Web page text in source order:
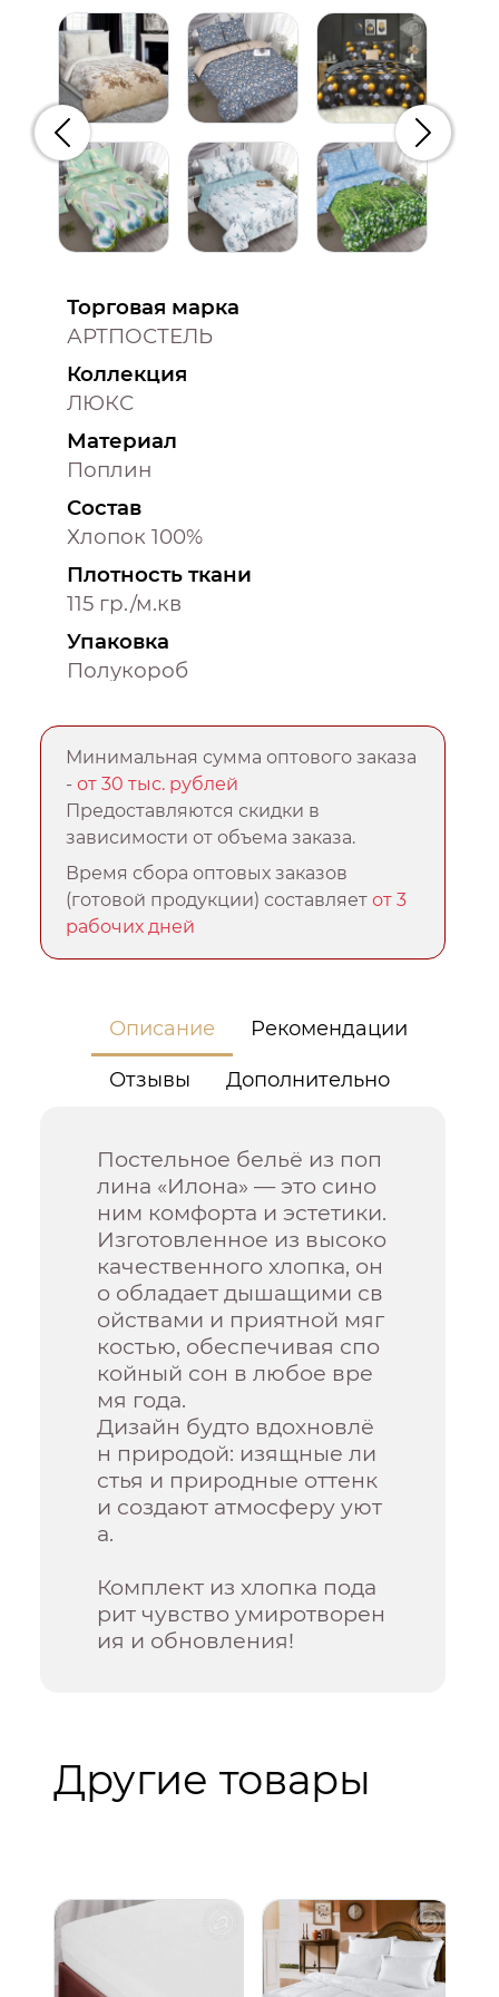
Предыдущий
Торговая марка
АРТПОСТЕЛЬ
Коллекция
ЛЮКС
Материал
Поплин
Состав
Хлопок 100%
Плотность ткани
115 гр./м.кв
Упаковка
Полукороб
Минимальная сумма оптового заказа
-от 30 тыс. рублей
Предоставляются скидки в
зависимости от объема заказа.
Время сбора оптовых заказов
(готовой продукции) составляетот 3
рабочих дней
Описание Рекомендации
Отзывы Дополнительно
Постельное бельё из поп
лина «Илона» — это сино
ним комфорта и эстетики.
Изготовленное из высоко
качественного хлопка, он
о обладает дышащими св
ойствами и приятной мяг
костью, обеспечивая спо
койный сон в любое вре
мя года.
Дизайн будто вдохновлё
н природой: изящные ли
стья и природные оттенк
и создают атмосферу уют
а.
Комплект из хлопка пода
рит чувство умиротворен
ия и обновления!
Другие товары